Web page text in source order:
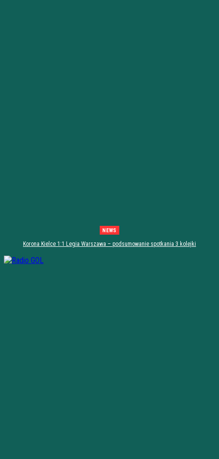
NEWS
Korona Kielce 1:1 Legia Warszawa – podsumowanie spotkania 3 kolejki